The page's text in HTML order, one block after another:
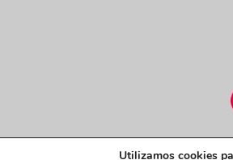
Términos y condiciones
Utilizamos cookies